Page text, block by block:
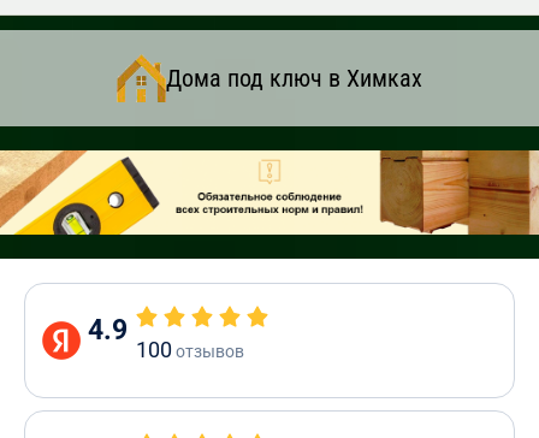
Дома под ключ в Химках
4.9
100отзывов